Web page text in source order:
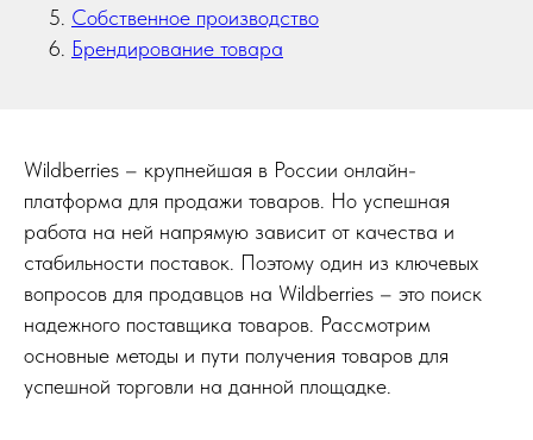
Собственное производство
Брендирование товара
Wildberries – крупнейшая в России онлайн-
платформа для продажи товаров. Но успешная
работа на ней напрямую зависит от качества и
стабильности поставок. Поэтому один из ключевых
вопросов для продавцов на Wildberries – это поиск
надежного поставщика товаров. Рассмотрим
основные методы и пути получения товаров для
успешной торговли на данной площадке.